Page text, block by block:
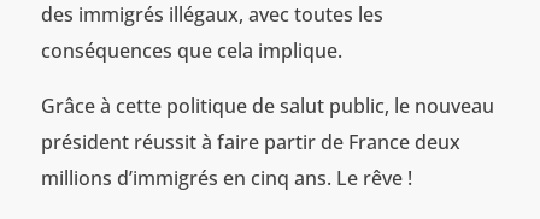
des immigrés illégaux, avec toutes les
conséquences que cela implique.
Grâce à cette politique de salut public, le nouveau
président réussit à faire partir de France deux
millions d’immigrés en cinq ans. Le rêve !